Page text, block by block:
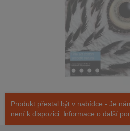
Produkt přestal být v nabídce - Je
není k dispozici. Informace o další